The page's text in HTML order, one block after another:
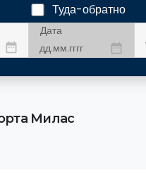
date_range
Туда-обратно
Дата
date_range
Милас